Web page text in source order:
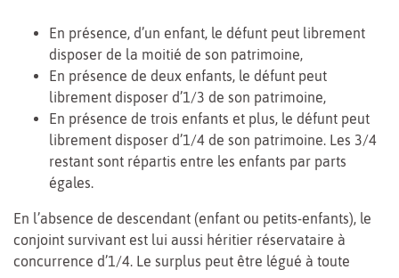
En présence, d’un enfant, le défunt peut librement
disposer de la moitié de son patrimoine,
En présence de deux enfants, le défunt peut
librement disposer d’1/3 de son patrimoine,
En présence de trois enfants et plus, le défunt peut
librement disposer d’1/4 de son patrimoine. Les 3/4
restant sont répartis entre les enfants par parts
égales.
En l’absence de descendant (enfant ou petits-enfants), le
conjoint survivant est lui aussi héritier réservataire à
concurrence d’1/4. Le surplus peut être légué à toute